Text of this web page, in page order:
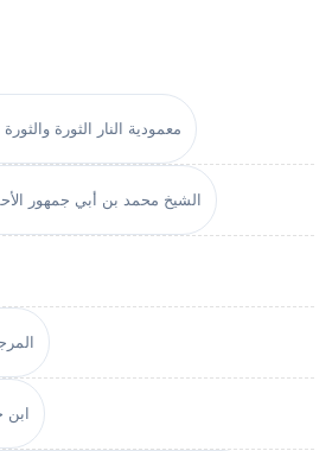
معمودية النار الثورة
الشيخ محمد بن أبي جمهور
ابن